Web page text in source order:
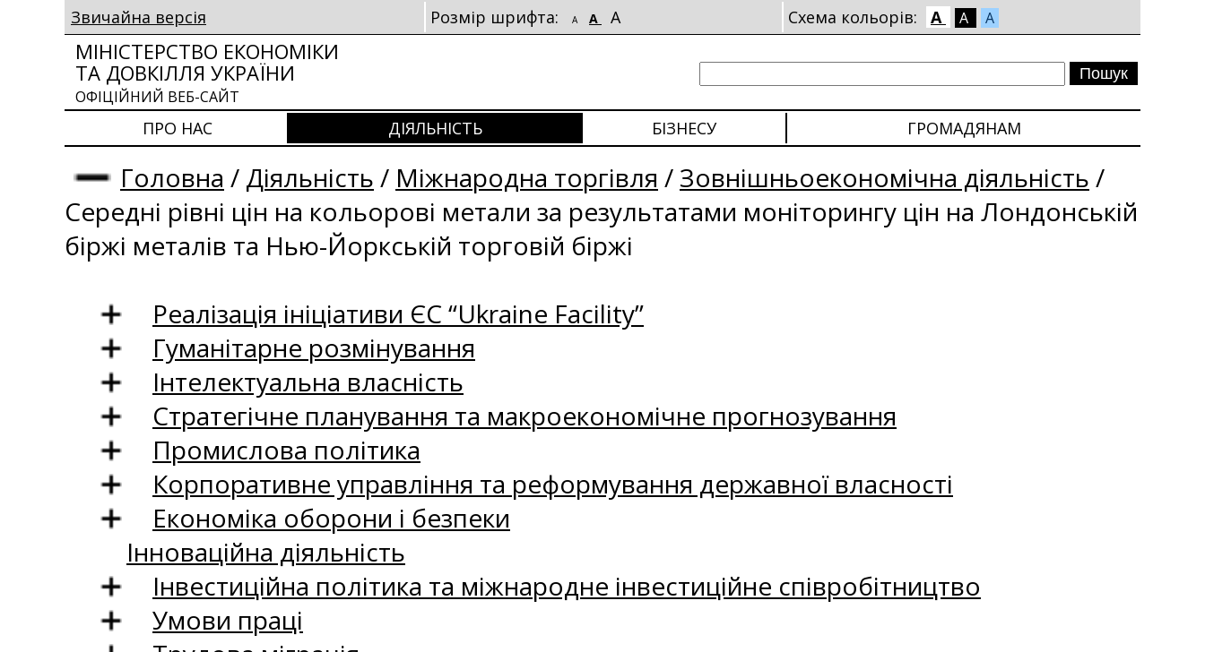
Звичайна версія Розмір шрифта: A A A Схема кольорів: A A A
МІНІСТЕРСТВО ЕКОНОМІКИ
ТА ДОВКІЛЛЯ УКРАЇНИ
ОФІЦІЙНИЙ ВЕБ-САЙТ
ПРО НАС ДІЯЛЬНІСТЬ БІЗНЕСУ ГРОМАДЯНАМ
Головна / Діяльність / Міжнародна торгівля / Зовнішньоекономічна діяльність /
Середні рівні цін на кольорові метали за результатами моніторингу цін на Лондонській
біржі металів та Нью-Йоркській торговій біржі
Реалізація ініціативи ЄС “Ukraine Facility”
Гуманітарне розмінування
Інтелектуальна власність
Стратегічне планування та макроекономічне прогнозування
Промислова політика
Корпоративне управління та реформування державної власності
Економіка оборони і безпеки
Інноваційна діяльність
Інвестиційна політика та міжнародне інвестиційне співробітництво
Умови праці